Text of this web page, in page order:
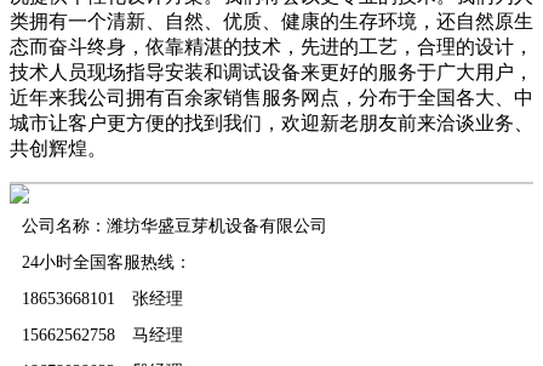
类拥有一个清新、自然、优质、健康的生存环境，还自然原生
态而奋斗终身，依靠精湛的技术，先进的工艺，合理的设计，
技术人员现场指导安装和调试设备来更好的服务于广大用户，
近年来我公司拥有百余家销售服务网点，分布于全国各大、中
城市让客户更方便的找到我们，欢迎新老朋友前来洽谈业务、
共创辉煌。
公司名称：潍坊华盛豆芽机设备有限公司
24小时全国客服热线：
18653668101 张经理
15662562758 马经理